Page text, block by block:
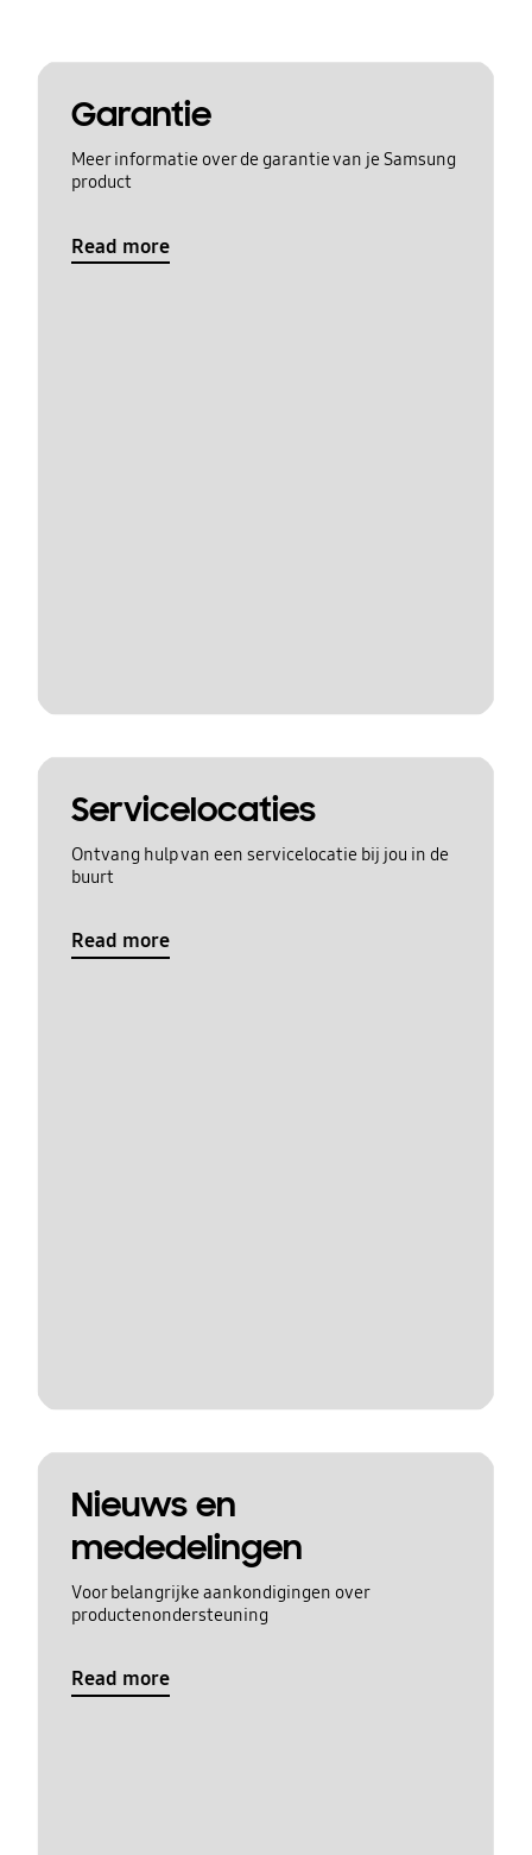
Garantie
Meer informatie over de garantie van je Samsung
product
Read more
Servicelocaties
Ontvang hulp van een servicelocatie bij jou in de
buurt
Read more
Nieuws en
mededelingen
Voor belangrijke aankondigingen over
productenondersteuning
Read more